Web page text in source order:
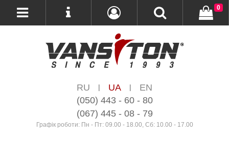
RU | UA |
EN
(050) 443 - 60 - 80
(067) 445 - 08 - 79
Графік роботи: Пн - Пт: 09.00 - 18.00, Сб: 10.00 - 17.00
0